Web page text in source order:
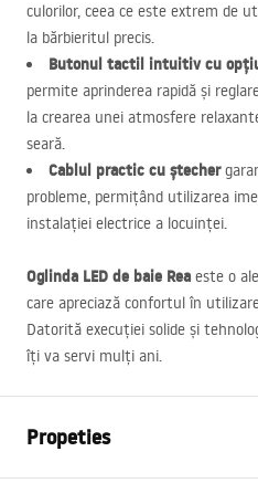
culorilor, ceea ce este extrem de
la bărbieritul precis.
Butonul tactil intuitiv cu
permite aprinderea rapidă și
la crearea unei atmosfere
seară.
Cablul practic cu ștecher
probleme, permițând utilizarea
instalației electrice a locuinței.
Oglinda LED de baie Rea este o
care apreciază confortul în
Datorită execuției solide și
îți va servi mulți ani.
Propeties